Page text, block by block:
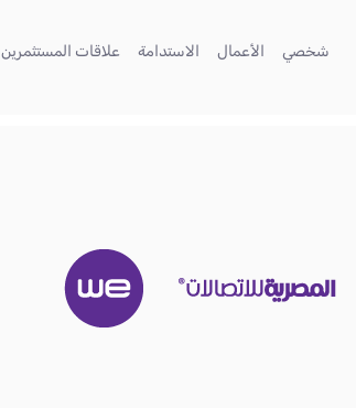
شخصي
الأعمال الاستدامة
(current) علاقات المستثمرين
(current)